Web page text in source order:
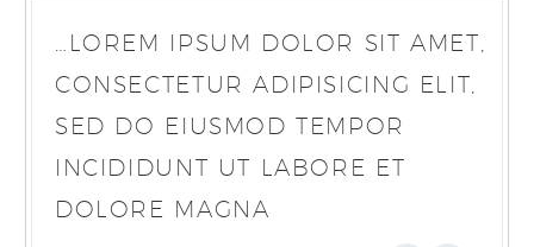
…LOREM IPSUM DOLOR SIT AMET,
CONSECTETUR ADIPISICING ELIT,
SED DO EIUSMOD TEMPOR
INCIDIDUNT UT LABORE ET
DOLORE MAGNA